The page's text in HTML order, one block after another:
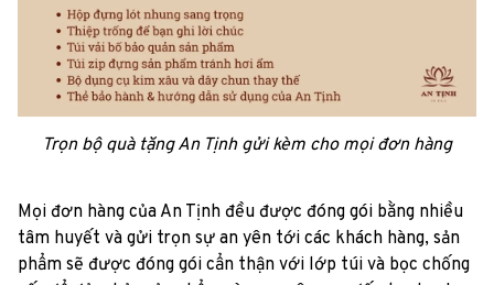
Trọn bộ quà tặng An Tịnh gửi kèm cho mọi đơn hàng
Mọi đơn hàng của An Tịnh đều được đóng gói bằng nhiều
tâm huyết và gửi trọn sự an yên tới các khách hàng, sản
phẩm sẽ được đóng gói cẩn thận với lớp túi và bọc chống